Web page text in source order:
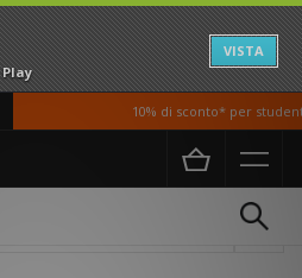
Play
VISTA
10% di sconto* per